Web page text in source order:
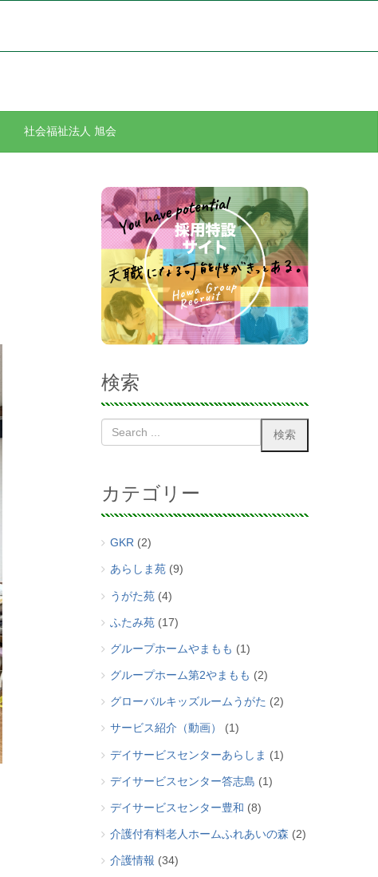
社会福祉法人 旭会
検索
カテゴリー
GKR(2)
あらしま苑(9)
うがた苑(4)
ふたみ苑(17)
グループホームやまもも (1)
グループホーム第2やまもも (2)
グローバルキッズルームうがた (2)
サービス紹介（動画） (1)
デイサービスセンターあらしま (1)
デイサービスセンター答志島 (1)
デイサービスセンター豊和 (8)
介護付有料老人ホームふれあいの森 (2)
介護情報 (34)